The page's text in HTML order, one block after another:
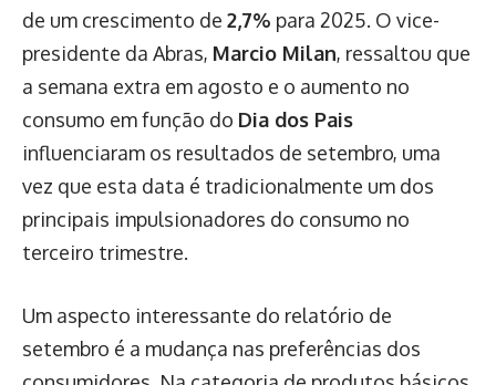
de um crescimento de 2,7% para 2025. O vice-
presidente da Abras, Marcio Milan, ressaltou que
a semana extra em agosto e o aumento no
consumo em função do Dia dos Pais
influenciaram os resultados de setembro, uma
vez que esta data é tradicionalmente um dos
principais impulsionadores do consumo no
terceiro trimestre.
Um aspecto interessante do relatório de
setembro é a mudança nas preferências dos